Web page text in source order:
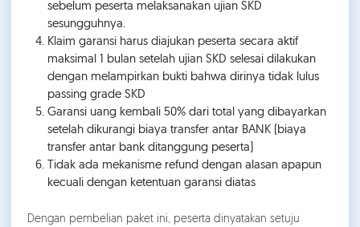
sebelum peserta melaksanakan ujian SKD
sesungguhnya.
Klaim garansi harus diajukan peserta secara aktif
maksimal 1 bulan setelah ujian SKD selesai dilakukan
dengan melampirkan bukti bahwa dirinya tidak lulus
passing grade SKD
Garansi uang kembali 50% dari total yang dibayarkan
setelah dikurangi biaya transfer antar BANK (biaya
transfer antar bank ditanggung peserta)
Tidak ada mekanisme refund dengan alasan apapun
kecuali dengan ketentuan garansi diatas
Dengan pembelian paket ini, peserta dinyatakan setuju